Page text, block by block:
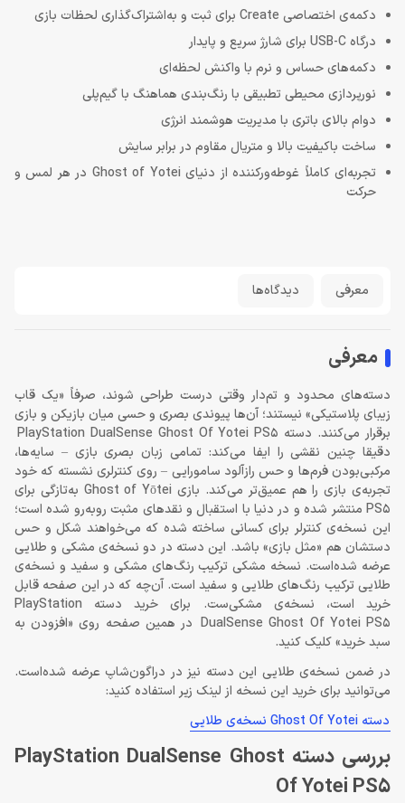
دکمه‌ی اختصاصی Create برای ثبت و به‌اشتراک‌گذاری لحظات بازی
درگاه USB-C برای شارژ سریع و پایدار
دکمه‌های حساس و نرم با واکنش لحظه‌ای
نورپردازی محیطی تطبیقی با رنگ‌بندی هماهنگ با گیم‌پلی
دوام بالای باتری با مدیریت هوشمند انرژی
ساخت باکیفیت بالا و متریال مقاوم در برابر سایش
تجربه‌ای کاملاً غوطه‌ورکننده از دنیای Ghost of Yotei در هر لمس و
حرکت
معرفی دیدگاه‌ها
معرفی
دسته‌های محدود و تم‌دار وقتی درست طراحی شوند، صرفاً «یک قاب
زیبای پلاستیکی» نیستند؛ آن‌ها پیوندی بصری و حسی میان بازیکن و بازی
دقیقا چنین نقشی را ایفا می‌کند: تمامی زبان بصری بازی – سایه‌ها،
مرکبی‌بودن فرم‌ها و حس رازآلود سامورایی – روی کنترلری نشسته که خود
تجربه‌ی بازی را هم عمیق‌تر می‌کند. بازی Ghost of Yōtei به‌تازگی برای
PS5 منتشر شده و در دنیا با استقبال و نقدهای مثبت روبه‌رو شده است؛
این نسخه‌ی کنترلر برای کسانی ساخته شده که می‌خواهند شکل و حس
دستشان هم «مثل بازی» باشد. این دسته در دو نسخه‌ی مشکی و طلایی
عرضه شده‌است. نسخه مشکی ترکیب رنگ‌های مشکی و سفید و نسخه‌ی
طلایی ترکیب رنگ‌های طلایی و سفید است. آن‌چه که در این صفحه قابل
خرید است، نسخه‌ی مشکی‌ست. برای خرید دسته PlayStation
DualSense Ghost Of Yotei PS5 در همین صفحه روی «افزودن به
سبد خرید» کلیک کنید.
در ضمن نسخه‌ی طلایی این دسته نیز در دراگون‌شاپ عرضه شده‌است.
می‌توانید برای خرید این نسخه از لینک زیر استفاده کنید:
دسته Ghost Of Yotei نسخه‌ی طلایی
بررسی دسته PlayStation DualSense Ghost
Of Yotei PS5